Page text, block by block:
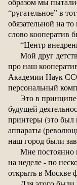
“ругательное” в
обязательной на
слово кооператив
“Центр
Мой друг
про наш
Академии Наук
персональный
Это в
будущей
принтеры (это
аппараты
наш город были
Мне постоянно
на неделе - по
открыть в Москве